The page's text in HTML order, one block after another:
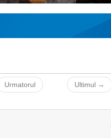
Urmatorul Ultimul →